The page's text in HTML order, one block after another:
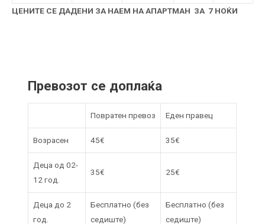
ЦЕНИТЕ СЕ ДАДЕНИ ЗА НАЕМ НА АПАРТМАН ЗА 7 НОЌИ
Превозот се доплаќа
Повратен превоз Еден правец
Возрасен 45€ 35€
Деца од 02-
12 год.
35€ 25€
Деца до 2
год.
Бесплатно (без
седиште)
Бесплатно (без
седиште)